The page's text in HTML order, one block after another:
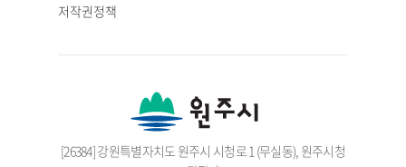
저작권정책
[26384] 강원특별자치도 원주시 시청로 1 (무실동), 원주시청